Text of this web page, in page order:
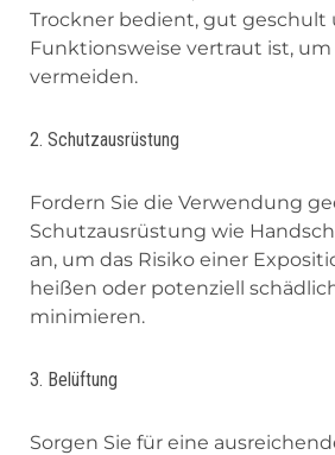
Trockner bedient, gut geschult
Funktionsweise vertraut ist, um
vermeiden.
2. Schutzausrüstung
Fordern Sie die Verwendung
Schutzausrüstung wie
an, um das Risiko einer
heißen oder potenziell
minimieren.
3. Belüftung
Sorgen Sie für eine